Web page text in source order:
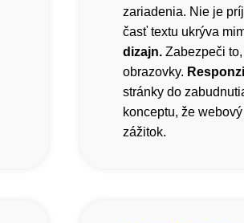
zariadenia. Nie je
časť textu ukrýva
dizajn. Zabezpeči
obrazovky.
stránky do
konceptu, že
zážitok.